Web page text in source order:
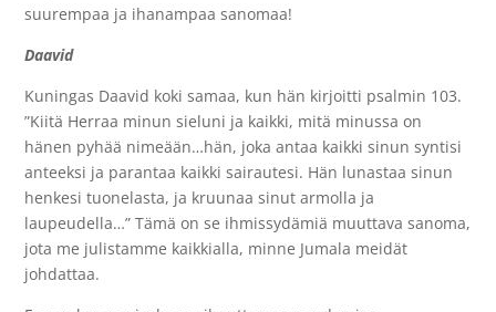
suurempaa ja ihanampaa sanomaa!
Daavid
Kuningas Daavid koki samaa, kun hän kirjoitti psalmin 103.
”Kiitä Herraa minun sieluni ja kaikki, mitä minussa on
hänen pyhää nimeään…hän, joka antaa kaikki sinun syntisi
anteeksi ja parantaa kaikki sairautesi. Hän lunastaa sinun
henkesi tuonelasta, ja kruunaa sinut armolla ja
laupeudella…” Tämä on se ihmissydämiä muuttava sanoma,
jota me julistamme kaikkialla, minne Jumala meidät
johdattaa.